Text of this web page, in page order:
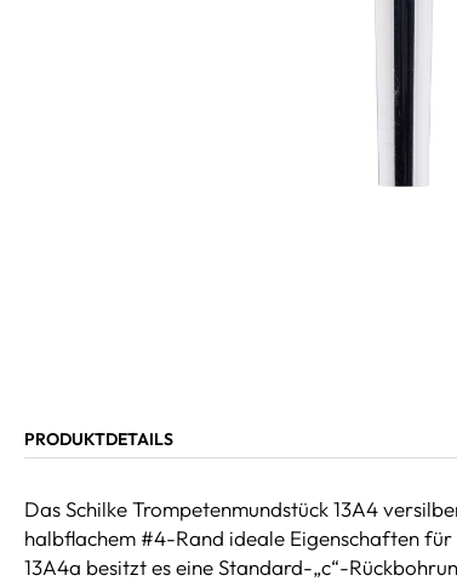
PRODUKTDETAILS
Das Schilke Trompetenmundstück 13A4
halbflachem #4-Rand ideale Eigenschaften
13A4a besitzt es eine Standard-„c“-